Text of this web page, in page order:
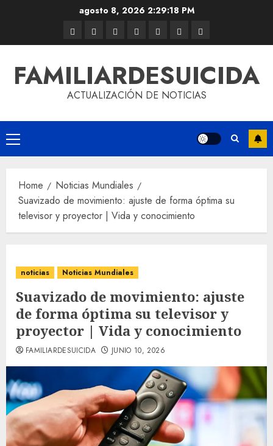
agosto 8, 2026 2:29:19 PM
FAMILIARDESUICIDA
ACTUALIZACIÓN DE NOTICIAS
Home
Noticias Mundiales
Suavizado de movimiento: ajuste de forma óptima su
televisor y proyector | Vida y conocimiento
noticias Noticias Mundiales
Suavizado de movimiento: ajuste
de forma óptima su televisor y
proyector | Vida y conocimiento
FAMILIARDESUICIDA JUNIO 10, 2026